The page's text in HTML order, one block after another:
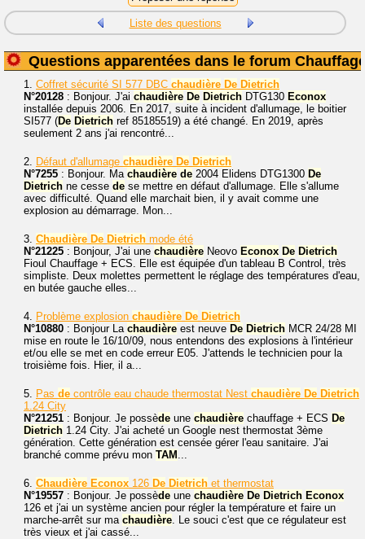
Liste des questions
Questions apparentées dans le forum
1. Coffret sécurité SI 577 DBC chaudière De Dietrich
N°20128 : Bonjour. J'ai chaudière De Dietrich DTG130 Econox
installée depuis 2006. En 2017, suite à incident d'allumage, le boitier
SI577 (De Dietrich ref 85185519) a été changé. En 2019, après
seulement 2 ans j'ai rencontré...
2. Défaut d'allumage chaudière De Dietrich
N°7255 : Bonjour. Ma chaudière de 2004 Elidens DTG1300 De
Dietrich ne cesse de se mettre en défaut d'allumage. Elle s'allume
avec difficulté. Quand elle marchait bien, il y avait comme une
explosion au démarrage. Mon...
3. Chaudière De Dietrich mode été
N°21225 : Bonjour, J'ai une chaudière Neovo Econox De Dietrich
Fioul Chauffage + ECS. Elle est équipée d'un tableau B Control, très
simpliste. Deux molettes permettent le réglage des températures d'eau,
en butée gauche elles...
4. Problème explosion chaudière De Dietrich
N°10880 : Bonjour La chaudière est neuve De Dietrich MCR 24/28 MI
mise en route le 16/10/09, nous entendons des explosions à l'intérieur
et/ou elle se met en code erreur E05. J'attends le technicien pour la
troisième fois. Hier, il a...
5. Pas de contrôle eau chaude thermostat Nest chaudière De Dietrich
1.24 City
N°21251 : Bonjour. Je possède une chaudière chauffage + ECS De
Dietrich 1.24 City. J'ai acheté un Google nest thermostat 3ème
génération. Cette génération est censée gérer l'eau sanitaire. J'ai
branché comme prévu mon TAM ...
6. Chaudière Econox 126 De Dietrich et thermostat
N°19557 : Bonjour. Je possède une chaudière De Dietrich Econox
126 et j'ai un système ancien pour régler la température et faire un
marche-arrêt sur ma chaudière. Le souci c'est que ce régulateur est
très vieux et j'ai cassé...